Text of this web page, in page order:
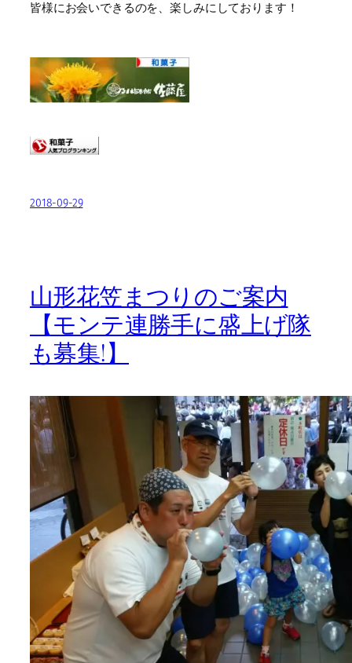
皆様にお会いできるのを、楽しみにしております！
2018-09-29
山形花笠まつりのご案内
【モンテ連勝手に盛上げ隊
も募集!】